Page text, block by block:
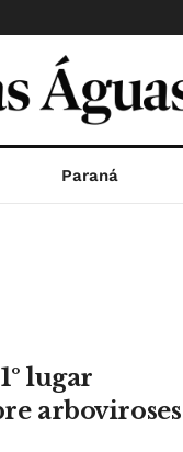
Paraná
lugar
arboviroses